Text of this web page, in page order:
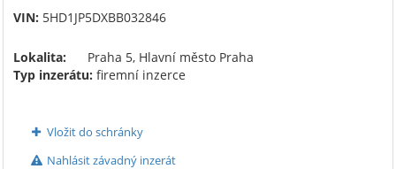
VIN: 5HD1JP5DXBB032846
Lokalita:
Praha 5, Hlavní město Praha
Typ inzerátu: firemní inzerce
Vložit do schránky
Nahlásit závadný inzerát